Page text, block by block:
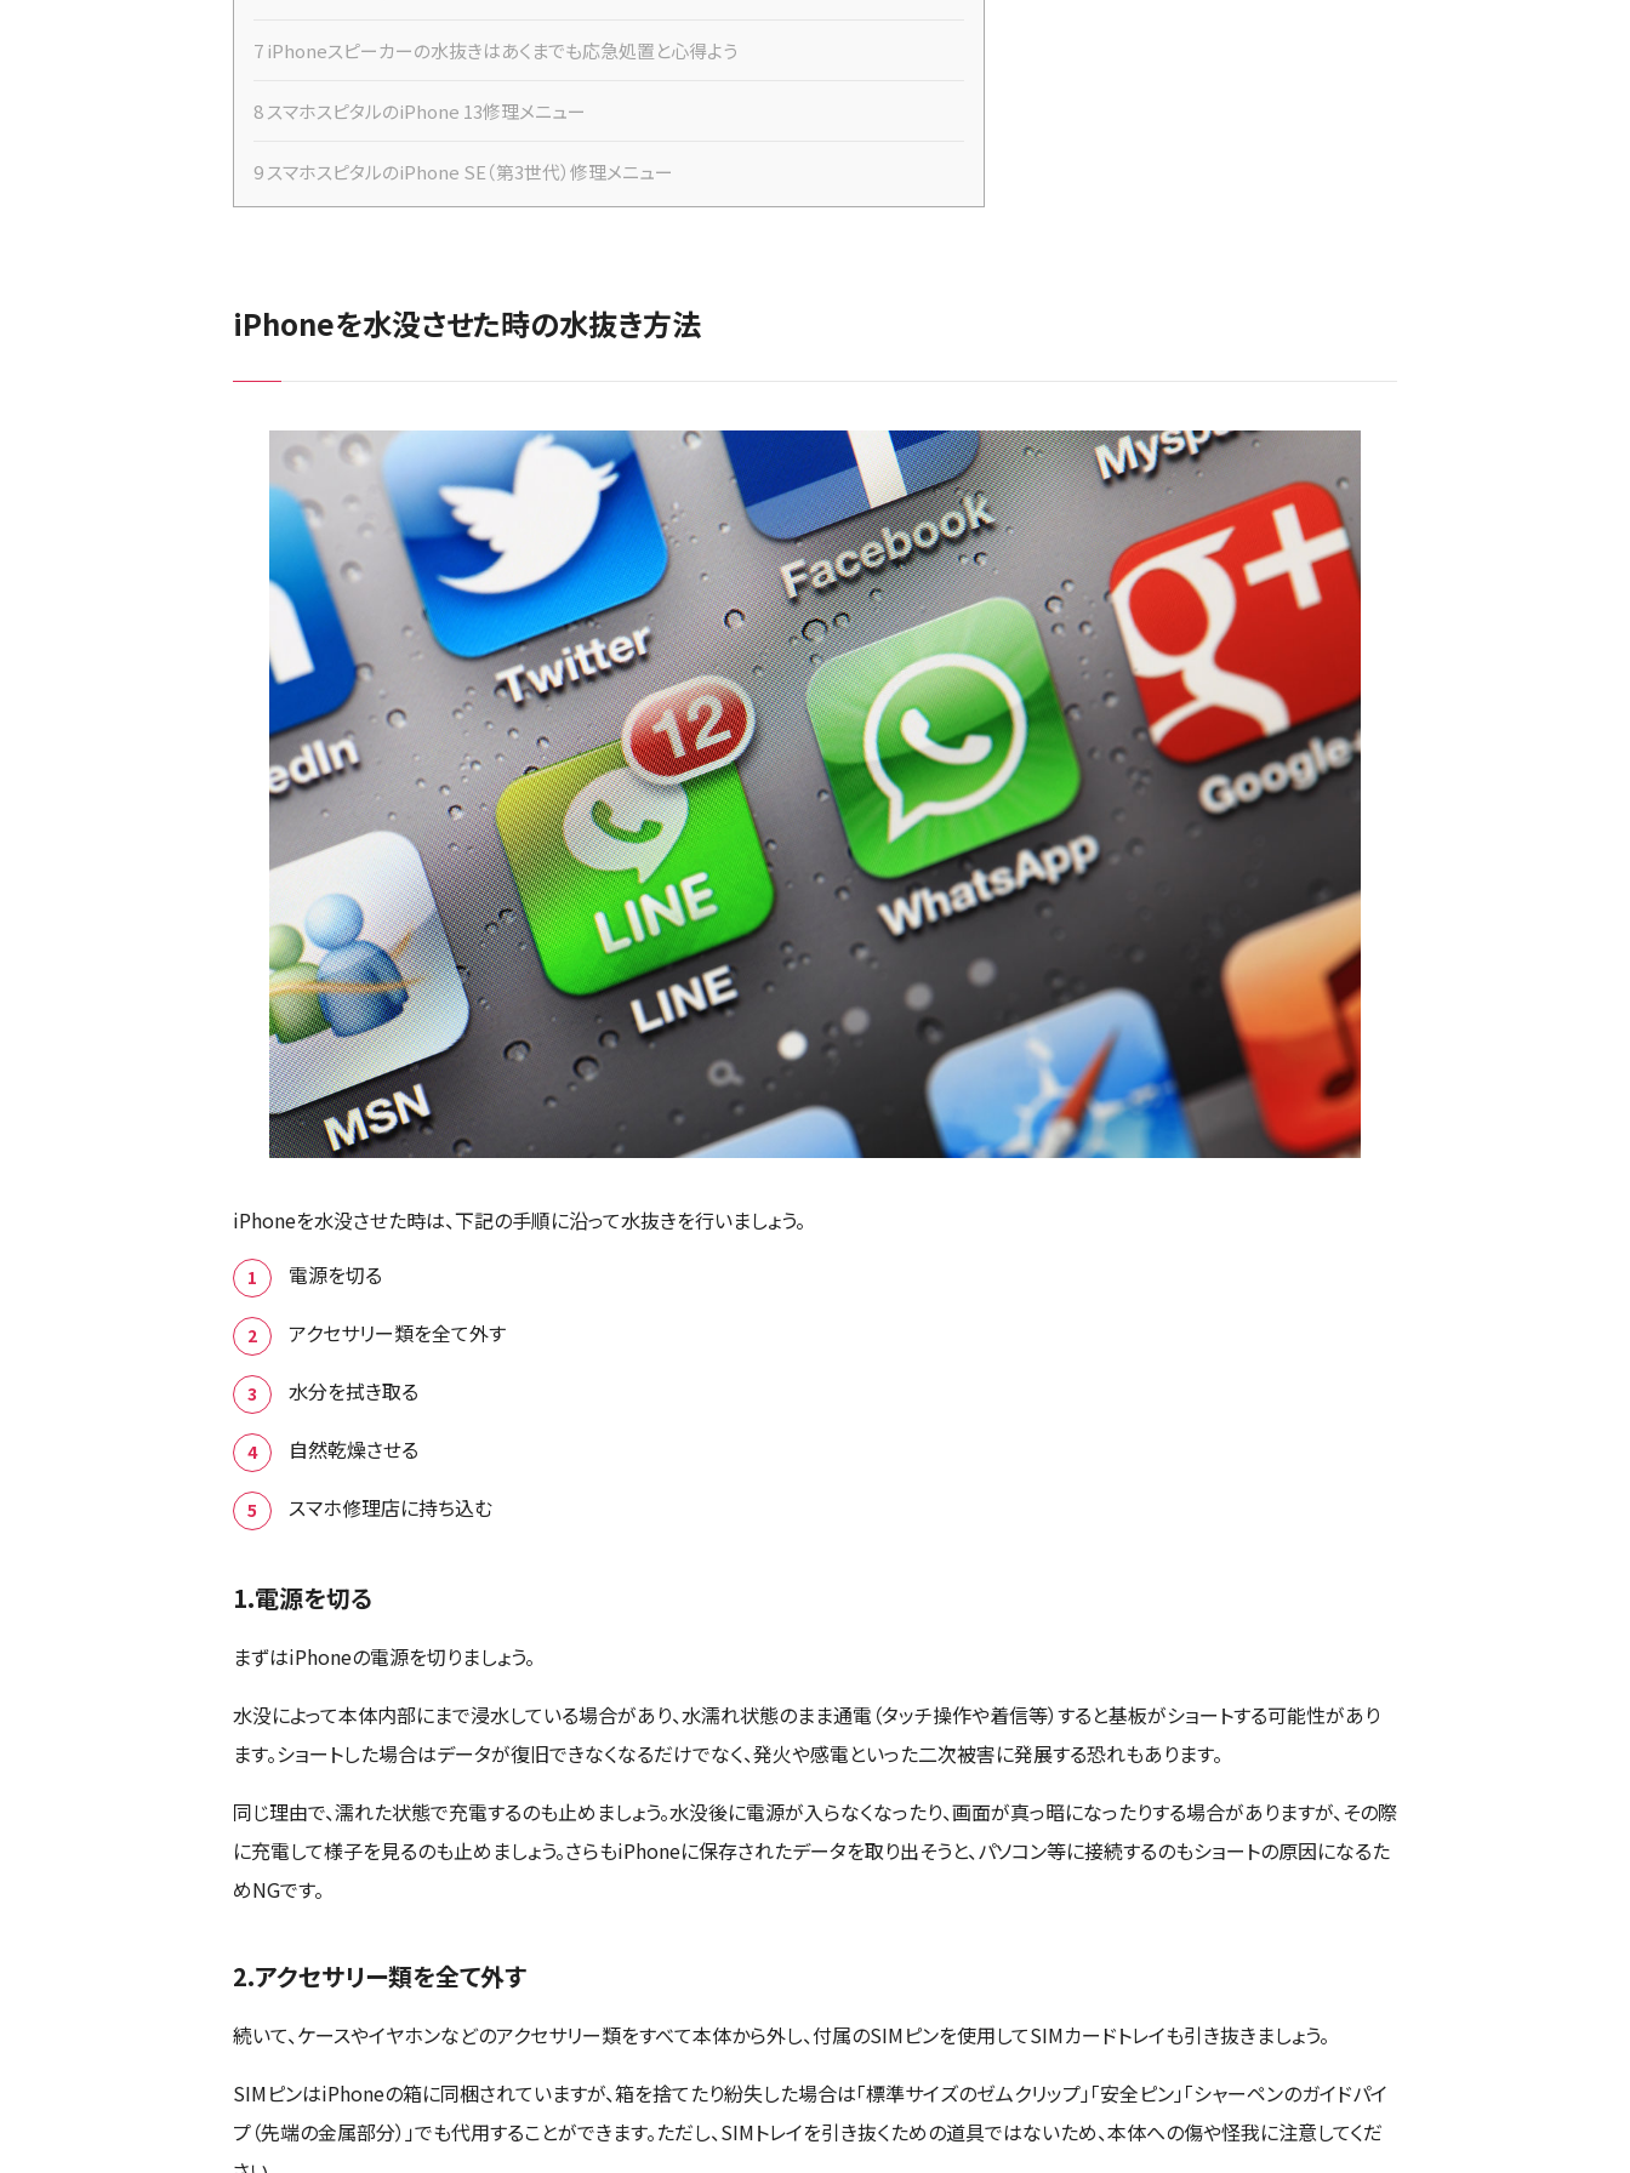
7iPhoneスピーカーの水抜きはあくまでも応急処置と心得よう
8 スマホスピタルのiPhone 13修理メニュー
9 スマホスピタルのiPhone SE（第3世代）修理メニュー
iPhoneを水没させた時の水抜き方法
iPhoneを水没させた時は、下記の手順に沿って水抜きを行いましょう。
電源を切る
アクセサリー類を全て外す
水分を拭き取る
自然乾燥させる
スマホ修理店に持ち込む
1.電源を切る
まずはiPhoneの電源を切りましょう。
水没によって本体内部にまで浸水している場合があり、水濡れ状態のまま通電（タッチ操作や着信等）すると基板がショートする可能性があり
ます。ショートした場合はデータが復旧できなくなるだけでなく、発火や感電といった二次被害に発展する恐れもあります。
同じ理由で、濡れた状態で充電するのも止めましょう。水没後に電源が入らなくなったり、画面が真っ暗になったりする場合がありますが、その際
に充電して様子を見るのも止めましょう。さらもiPhoneに保存されたデータを取り出そうと、パソコン等に接続するのもショートの原因になるた
めNGです。
2.アクセサリー類を全て外す
続いて、ケースやイヤホンなどのアクセサリー類をすべて本体から外し、付属のSIMピンを使用してSIMカードトレイも引き抜きましょう。
SIMピンはiPhoneの箱に同梱されていますが、箱を捨てたり紛失した場合は「標準サイズのゼムクリップ」「安全ピン」「シャーペンのガイドパイ
プ（先端の金属部分）」でも代用することができます。ただし、SIMトレイを引き抜くための道具ではないため、本体への傷や怪我に注意してくだ